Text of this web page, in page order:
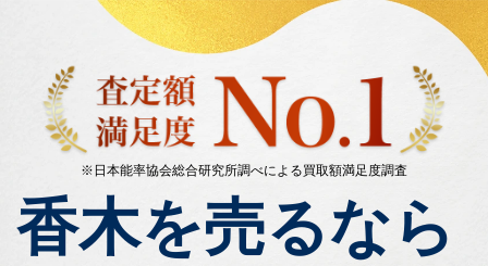
※日本能率協会総合研究所調べによる買取額満足度調査
香木を売るなら